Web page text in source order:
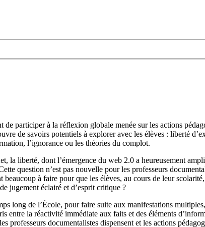
participer à la réflexion globale menée sur les actions
de savoirs potentiels à explorer avec les élèves : liberté
l’ignorance ou les théories du complot.
la liberté, dont l’émergence du web 2.0 a heureusement
question n’est pas nouvelle pour les professeurs
à faire pour que les élèves, au cours de leur
jugement éclairé et d’esprit critique ?
long de l’École, pour faire suite aux manifestations
entre la réactivité immédiate aux faits et des éléments
professeurs documentalistes dispensent et les actions